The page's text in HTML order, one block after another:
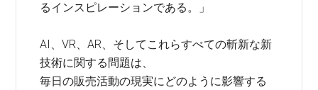
るインスピレーションである。」
AI、VR、AR、そしてこれらすべての斬新な新
技術に関する問題は、
毎日の販売活動の現実にどのように影響する